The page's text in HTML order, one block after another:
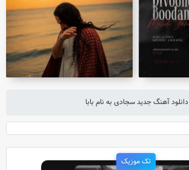
دانلود آهنگ جدید سجادی به نام بابا
تک موزیک